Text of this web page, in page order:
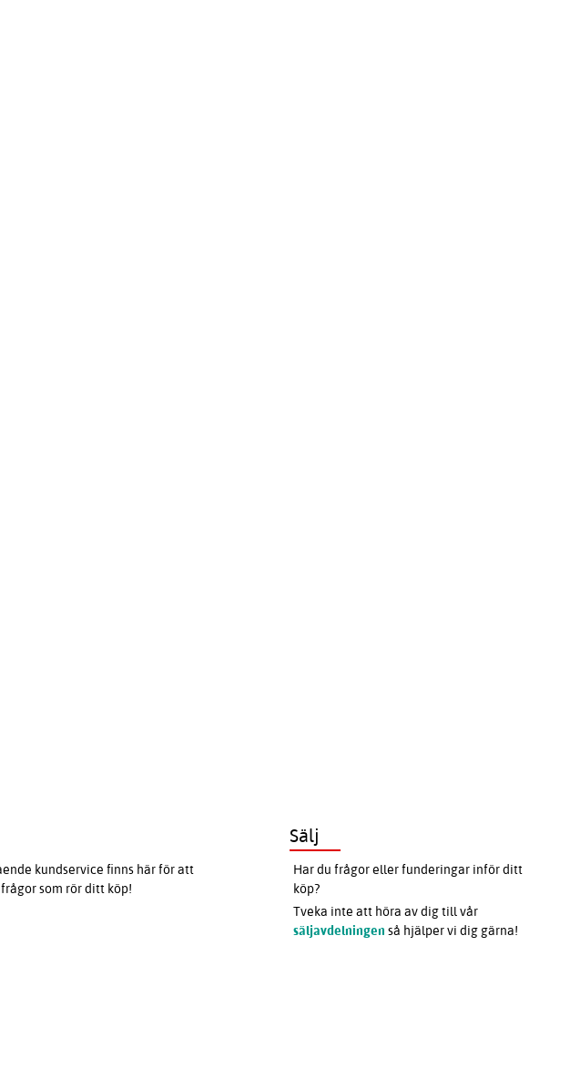
kundservice finns här för att
som rör ditt köp!
Sälj
Har du frågor eller funderingar inför ditt
köp?
Tveka inte att höra av dig till vår
säljavdelningen så hjälper vi dig gärna!